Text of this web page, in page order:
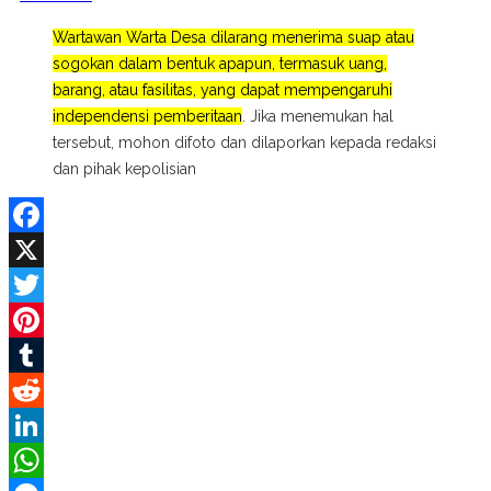
Wartawan Warta Desa dilarang menerima suap atau
sogokan dalam bentuk apapun, termasuk uang,
barang, atau fasilitas, yang dapat mempengaruhi
independensi pemberitaan . Jika menemukan hal
tersebut, mohon difoto dan dilaporkan kepada redaksi
dan pihak kepolisian
Facebook
X
Twitter
Pinterest
Tumblr
Reddit
LinkedIn